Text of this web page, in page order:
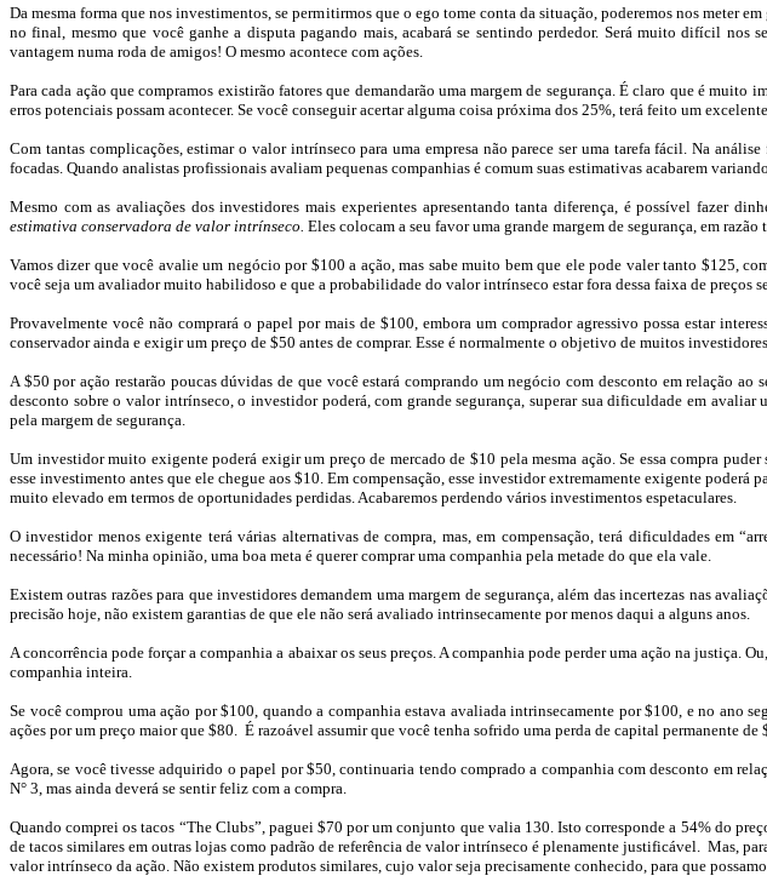
Da mesma forma que nos investimentos, se permitirmos que o ego tome conta da situação, poderemos nos meter
no final, mesmo que você ganhe a disputa pagando mais, acabará se sentindo perdedor. Será muito difícil nos
vantagem numa roda de amigos! O mesmo acontece com ações.
Para cada ação que compramos existirão fatores que demandarão uma margem de segurança. É claro que é
erros potenciais possam acontecer. Se você conseguir acertar alguma coisa próxima dos 25%, terá feito um
Com tantas complicações, estimar o valor intrínseco para uma empresa não parece ser uma tarefa fácil. Na
focadas. Quando analistas profissionais avaliam pequenas companhias é comum suas estimativas acabarem
Mesmo com as avaliações dos investidores mais experientes apresentando tanta diferença, é possível fazer
estimativa conservadora de valor intrínseco. Eles colocam a seu favor uma grande margem de segurança, em
Vamos dizer que você avalie um negócio por $100 a ação, mas sabe muito bem que ele pode valer tanto $125,
você seja um avaliador muito habilidoso e que a probabilidade do valor intrínseco estar fora dessa faixa de preços
Provavelmente você não comprará o papel por mais de $100, embora um comprador agressivo possa estar
conservador ainda e exigir um preço de $50 antes de comprar. Esse é normalmente o objetivo de muitos
A $50 por ação restarão poucas dúvidas de que você estará comprando um negócio com desconto em relação
desconto sobre o valor intrínseco, o investidor poderá, com grande segurança, superar sua dificuldade em
pela margem de segurança.
Um investidor muito exigente poderá exigir um preço de mercado de $10 pela mesma ação. Se essa compra
esse investimento antes que ele chegue aos $10. Em compensação, esse investidor extremamente exigente
muito elevado em termos de oportunidades perdidas. Acabaremos perdendo vários investimentos espetaculares.
O investidor menos exigente terá várias alternativas de compra, mas, em compensação, terá dificuldades em
necessário! Na minha opinião, uma boa meta é querer comprar uma companhia pela metade do que ela vale.
Existem outras razões para que investidores demandem uma margem de segurança, além das incertezas nas
precisão hoje, não existem garantias de que ele não será avaliado intrinsecamente por menos daqui a alguns anos.
A concorrência pode forçar a companhia a abaixar os seus preços. A companhia pode perder uma ação na
companhia inteira.
Se você comprou uma ação por $100, quando a companhia estava avaliada intrinsecamente por $100, e no ano
ações por um preço maior que $80. É razoável assumir que você tenha sofrido uma perda de capital permanente de
Agora, se você tivesse adquirido o papel por $50, continuaria tendo comprado a companhia com desconto em
N° 3, mas ainda deverá se sentir feliz com a compra.
Quando comprei os tacos “The Clubs”, paguei $70 por um conjunto que valia 130. Isto corresponde a 54% do
de tacos similares em outras lojas como padrão de referência de valor intrínseco é plenamente justificável. Mas,
valor intrínseco da ação. Não existem produtos similares, cujo valor seja precisamente conhecido, para que